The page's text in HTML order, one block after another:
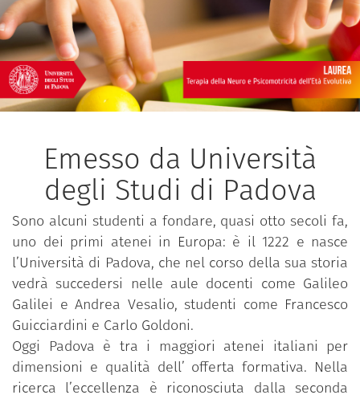
Emesso da Università
degli Studi di Padova
Sono alcuni studenti a fondare, quasi otto secoli fa,
uno dei primi atenei in Europa: è il 1222 e nasce
l’Università di Padova, che nel corso della sua storia
vedrà succedersi nelle aule docenti come Galileo
Galilei e Andrea Vesalio, studenti come Francesco
Guicciardini e Carlo Goldoni.
Oggi Padova è tra i maggiori atenei italiani per
dimensioni e qualità dell’ offerta formativa. Nella
ricerca l’eccellenza è riconosciuta dalla seconda